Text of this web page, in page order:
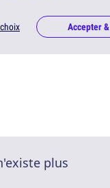
Accepter
plus